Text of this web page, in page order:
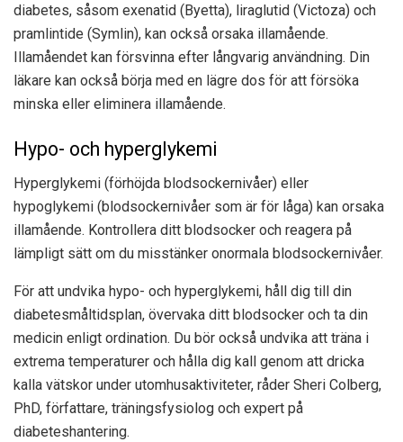
diabetes, såsom exenatid (Byetta), liraglutid (Victoza) och
pramlintide (Symlin), kan också orsaka illamående.
Illamåendet kan försvinna efter långvarig användning. Din
läkare kan också börja med en lägre dos för att försöka
minska eller eliminera illamående.
Hypo- och hyperglykemi
Hyperglykemi (förhöjda blodsockernivåer) eller
hypoglykemi (blodsockernivåer som är för låga) kan orsaka
illamående. Kontrollera ditt blodsocker och reagera på
lämpligt sätt om du misstänker onormala blodsockernivåer.
För att undvika hypo- och hyperglykemi, håll dig till din
diabetesmåltidsplan, övervaka ditt blodsocker och ta din
medicin enligt ordination. Du bör också undvika att träna i
extrema temperaturer och hålla dig kall genom att dricka
kalla vätskor under utomhusaktiviteter, råder Sheri Colberg,
PhD, författare, träningsfysiolog och expert på
diabeteshantering.